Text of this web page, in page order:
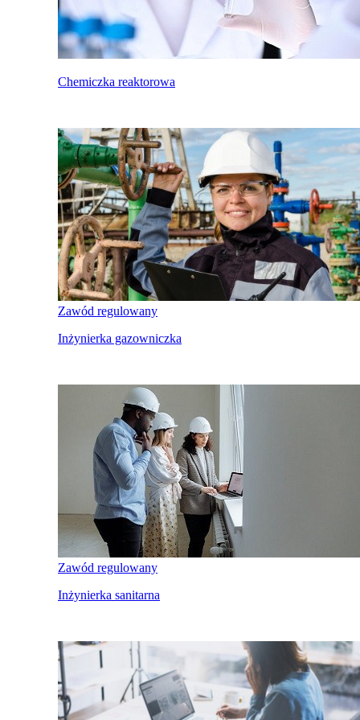
Chemiczka reaktorowa
Zawód regulowany
Inżynierka gazowniczka
Zawód regulowany
Inżynierka sanitarna